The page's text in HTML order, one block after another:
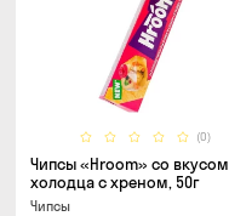
(0)
Чипсы «Hroom» со вкусом
холодца с хреном, 50г
Чипсы